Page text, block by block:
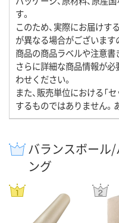
す。
このため、実際にお届けす
が異なる場合がございます
商品の商品ラベルや注意書
さらに詳細な商品情報が必
わせください。
また、販売単位における「
するものではありません。
バランスボール
ング